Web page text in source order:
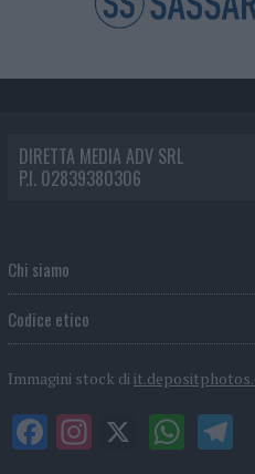
DIRETTA MEDIA ADV SRL
P.I. 02839380306
Chi siamo
Codice etico
Immagini stock di